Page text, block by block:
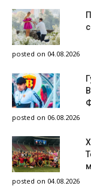
posted on 04.08.2026
posted on 06.08.2026
posted on 04.08.2026